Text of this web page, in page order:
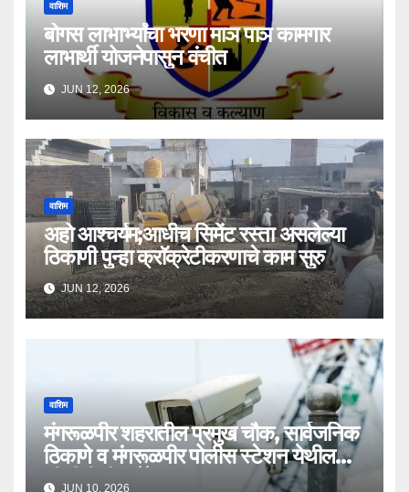
वाशिम
बोगस लाभार्भ्यांचा भरणा माञ पाञ कामगार
लाभार्थी योजनेपासुन वंचीत
JUN 12, 2026
वाशिम
अहो आश्चर्यम;आधीच सिमेंट रस्ता असलेल्या
ठिकाणी पुन्हा क्राॅक्रेटीकरणाचे काम सुरु
JUN 12, 2026
वाशिम
मंगरूळपीर शहरातील प्रमुख चौक, सार्वजनिक
ठिकाणे व मंगरूळपीर पोलीस स्टेशन येथील
सीसीटीव्ही कॅमेरे बंद
JUN 10, 2026